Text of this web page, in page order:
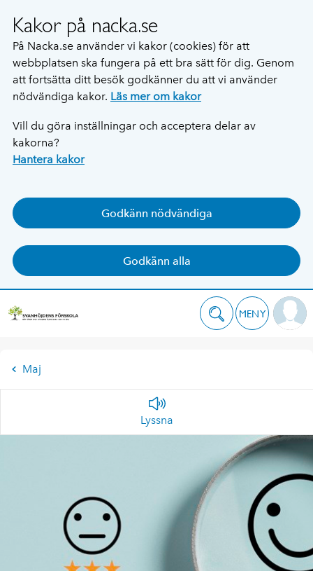
Kakor på nacka.se
På Nacka.se använder vi kakor (cookies) för att
webbplatsen ska fungera på ett bra sätt för dig. Genom
att fortsätta ditt besök godkänner du att vi använder
nödvändiga kakor. Läs mer om kakor
Vill du göra inställningar och acceptera delar av
kakorna?
Hantera kakor
Godkänn nödvändiga
Godkänn alla
MENY
Maj
Lyssna